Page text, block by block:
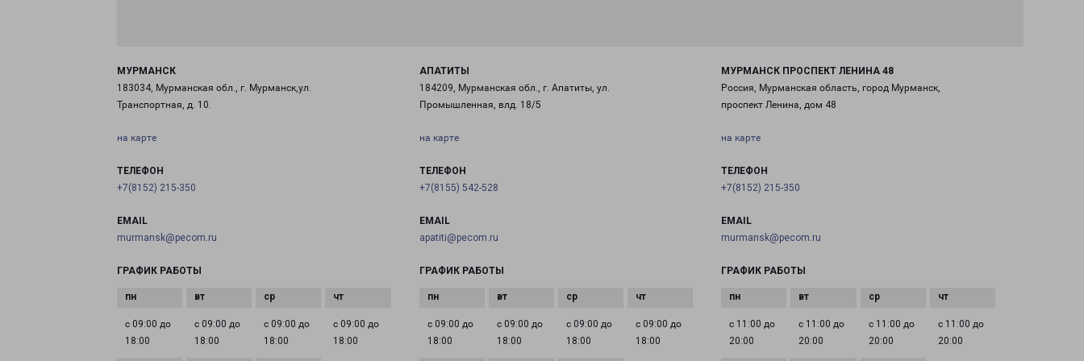
МУРМАНСК
183034, Мурманская обл., г. Мурманск,ул.
Транспортная, д. 10.
на карте
ТЕЛЕФОН
+7(8152) 215-350
EMAIL
murmansk@pecom.ru
ГРАФИК РАБОТЫ
с 09:00 до
18:00
с 09:00 до
18:00
с 09:00 до
18:00
с 09:00 до
18:00
АПАТИТЫ
184209, Мурманская обл., г. Апатиты, ул.
Промышленная, влд. 18/5
на карте
ТЕЛЕФОН
+7(8155) 542-528
EMAIL
apatiti@pecom.ru
ГРАФИК РАБОТЫ
с 09:00 до
18:00
с 09:00 до
18:00
с 09:00 до
18:00
с 09:00 до
18:00
МУРМАНСК ПРОСПЕКТ ЛЕНИНА 48
Россия, Мурманская область, город Мурманск,
проспект Ленина, дом 48
на карте
ТЕЛЕФОН
+7(8152) 215-350
EMAIL
murmansk@pecom.ru
ГРАФИК РАБОТЫ
с 11:00 до
20:00
с 11:00 до
20:00
с 11:00 до
20:00
с 11:00 до
20:00